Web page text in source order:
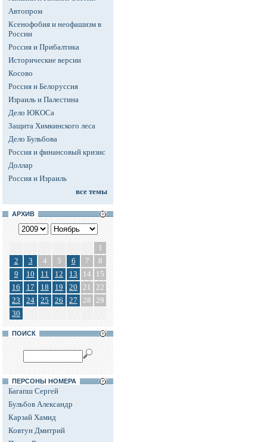
Автопром
Ксенофобия и неофашизм в
России
Россия и Прибалтика
Исторические версии
Косово
Россия и Белоруссия
Израиль и Палестина
Дело ЮКОСа
Защита Химкинского леса
Дело Бульбова
Россия и финансовый кризис
Доллар
Россия и Израиль
все темы
АРХИВ
1
2
3 4 5 6 7
8
9
10 11 12 13 14
15
16
17 18 19 20 21
22
23
24 25 26 27 28 29
30
ПОИСК
ПЕРСОНЫ НОМЕРА
Багапш Сергей
Бульбов Александр
Карзай Хамид
Ковтун Дмитрий